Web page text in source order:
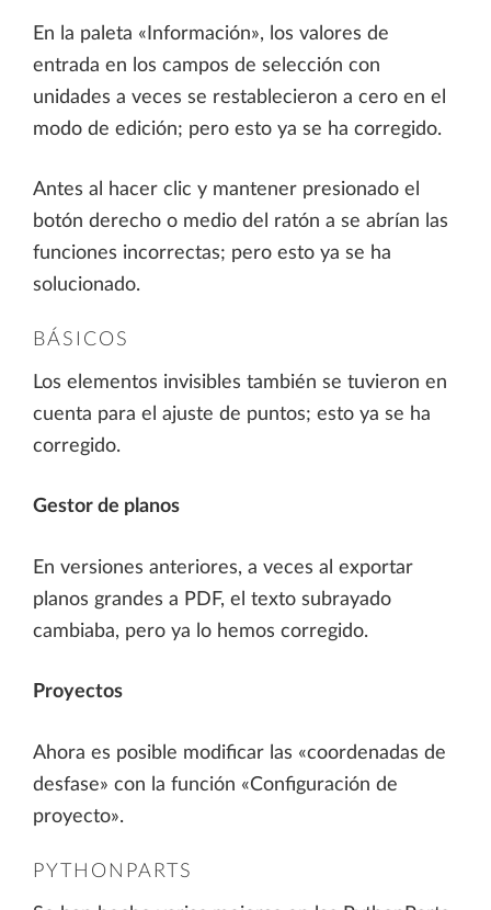
En la paleta «Información», los valores de
entrada en los campos de selección con
unidades a veces se restablecieron a cero en el
modo de edición; pero esto ya se ha corregido.
Antes al hacer clic y mantener presionado el
botón derecho o medio del ratón a se abrían las
funciones incorrectas; pero esto ya se ha
solucionado.
BÁSICOS
Los elementos invisibles también se tuvieron en
cuenta para el ajuste de puntos; esto ya se ha
corregido.
Gestor de planos
En versiones anteriores, a veces al exportar
planos grandes a PDF, el texto subrayado
cambiaba, pero ya lo hemos corregido.
Proyectos
Ahora es posible modificar las «coordenadas de
desfase» con la función «Configuración de
proyecto».
PYTHONPARTS